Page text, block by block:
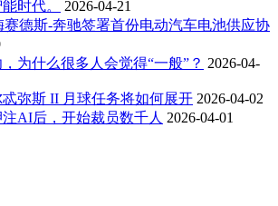
时代。
2026-04-21
赛德斯-奔驰签署首份电动汽车电池供应协
为什么很多人会觉得“一般”？ 2026-04-
弥斯 II 月球任务将如何展开 2026-04-02
AI后，开始裁员数千人 2026-04-01